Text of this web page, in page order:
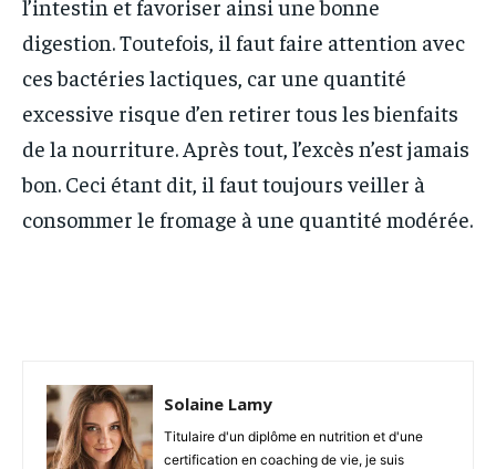
l’intestin et favoriser ainsi une bonne
digestion. Toutefois, il faut faire attention avec
ces bactéries lactiques, car une quantité
excessive risque d’en retirer tous les bienfaits
de la nourriture. Après tout, l’excès n’est jamais
bon. Ceci étant dit, il faut toujours veiller à
consommer le fromage à une quantité modérée.
Solaine Lamy
Titulaire d'un diplôme en nutrition et d'une
certification en coaching de vie, je suis